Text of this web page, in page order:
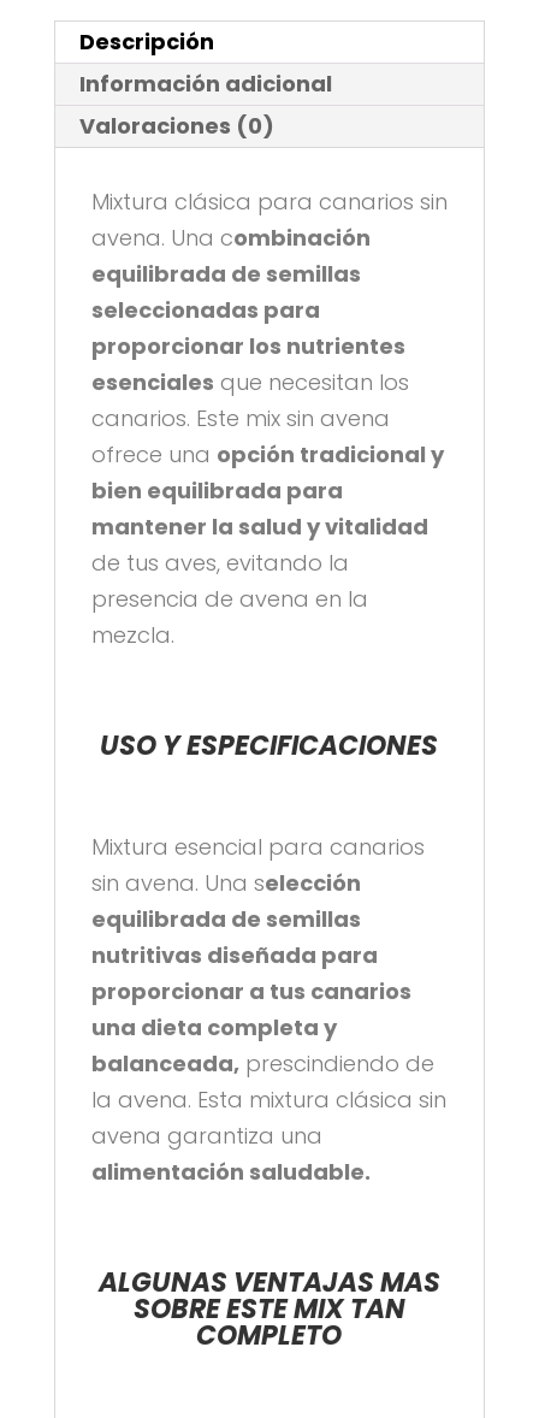
cantidad
Descripción
Información adicional
Valoraciones (0)
Mixtura clásica para canarios sin
avena. Una combinación
equilibrada de semillas
seleccionadas para
proporcionar los nutrientes
esenciales que necesitan los
canarios. Este mix sin avena
ofrece una opción tradicional y
bien equilibrada para
mantener la salud y vitalidad
de tus aves, evitando la
presencia de avena en la
mezcla.
USO Y ESPECIFICACIONES
Mixtura esencial para canarios
sin avena. Una selección
equilibrada de semillas
nutritivas diseñada para
proporcionar a tus canarios
una dieta completa y
balanceada,prescindiendo de
la avena. Esta mixtura clásica sin
avena garantiza una
alimentación saludable.
ALGUNAS VENTAJAS MAS
SOBRE ESTE MIX TAN
COMPLETO